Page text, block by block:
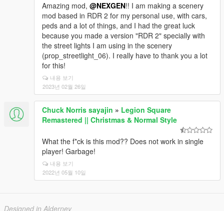
Amazing mod, @NEXGEN!! I am making a scenery
mod based in RDR 2 for my personal use, with cars,
peds and a lot of things, and I had the great luck
because you made a version "RDR 2" specially with
the street lights I am using in the scenery
(prop_streetlight_06). I really have to thank you a lot
for this!
내용 보기
2023년 02월 26일
Chuck Norris sayajin » Legion Square
Remastered || Christmas & Normal Style
What the f*ck is this mod?? Does not work in single
player! Garbage!
내용 보기
2022년 05월 10일
Designed in Alderney